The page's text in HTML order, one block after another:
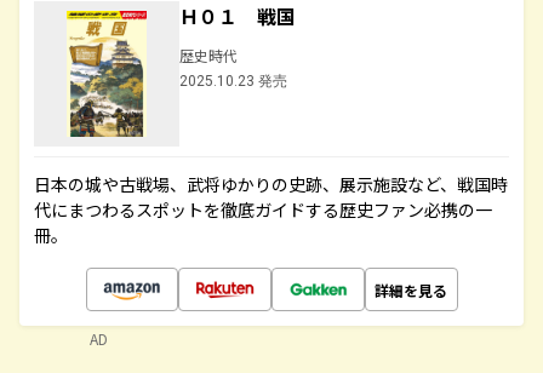
Ｈ０１ 戦国
歴史時代
2025.10.23 発売
日本の城や古戦場、武将ゆかりの史跡、展示施設など、戦国時
代にまつわるスポットを徹底ガイドする歴史ファン必携の一
冊。
詳細を見る
AD